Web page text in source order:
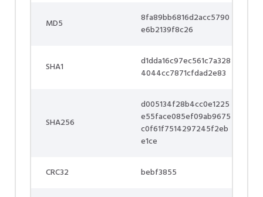
MD5
8fa89bb6816d2acc5790
e6b2139f8c26
SHA1
d1dda16c97ec561c7a328
4044cc7871cfdad2e83
SHA256
d005134f28b4cc0e1225
e55face085ef09ab9675
c0f61f7514297245f2eb
e1ce
CRC32 bebf3855